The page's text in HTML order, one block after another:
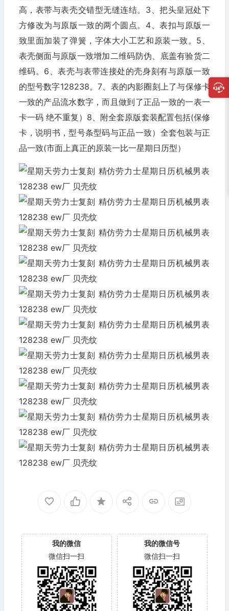
高，表带与表壳交错型无缝连结。3、把头皇冠处下
方修改为与原版一致的两个圆点。4、表扣与原版一
致里面加装了弹簧，字体大小工艺和原装一致。5、
表壳侧面与原版一致增加二维码防伪、底盖有验货二
维码。6、表壳与表带连接处的壳身刻有与原版一致
的型号数字128238。7、表的内影圈刻上了与保修卡
一致的产品流水数字，而且做到了正品一致的一表一
卡一码 绝不重复）8、附全套原版套装配置包括(保修
卡，说明书，型号条型码与正品一致）全套包装与正
品一致(市面上真正的原装一比一星期日历型）
我的微信
微信扫一扫
我的微信号
微信扫一扫